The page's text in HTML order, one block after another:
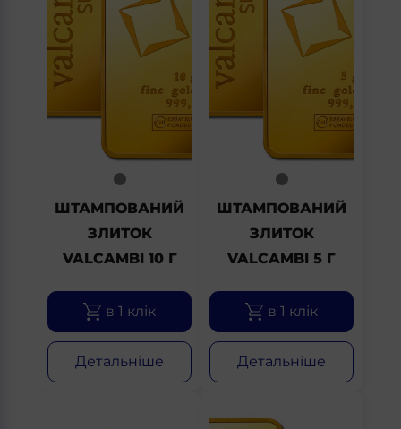
ШТАМПОВАНИЙ
ЗЛИТОК
VALCAMBI 10 Г
в 1 клік
Детальніше
ШТАМПОВАНИЙ
ЗЛИТОК
VALCAMBI 5 Г
в 1 клік
Детальніше